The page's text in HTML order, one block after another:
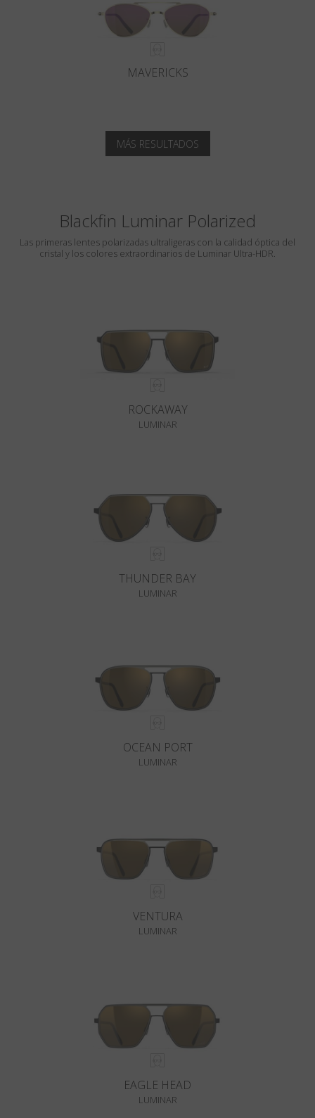
MAVERICKS
MÁS RESULTADOS
Blackfin Luminar Polarized
Las primeras lentes polarizadas ultraligeras con la calidad óptica del
cristal y los colores extraordinarios de Luminar Ultra-HDR.
ROCKAWAY
LUMINAR
THUNDER BAY
LUMINAR
OCEAN PORT
LUMINAR
VENTURA
LUMINAR
EAGLE HEAD
LUMINAR